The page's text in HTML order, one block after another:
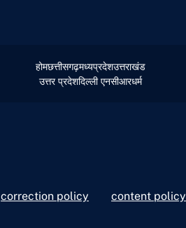
होमछत्तीसगढ़मध्यप्रदेशउत्तराखंड
उत्तर प्रदेशदिल्ली एनसीआरधर्म
correction policy content policy